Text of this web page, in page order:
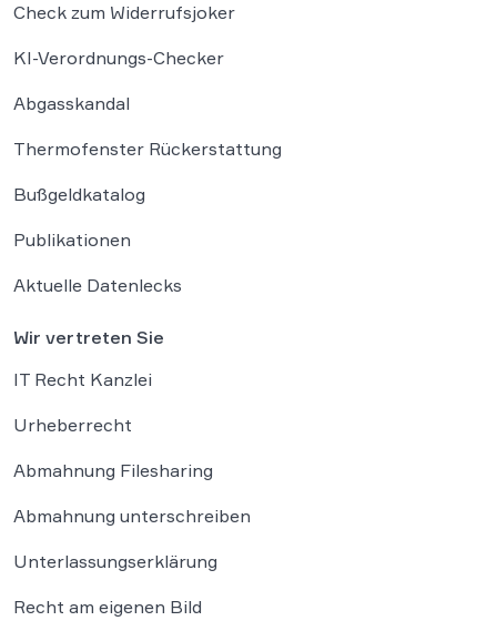
Check zum Widerrufsjoker
KI-Verordnungs-Checker
Abgasskandal
Thermofenster Rückerstattung
Bußgeldkatalog
Publikationen
Aktuelle Datenlecks
Wir vertreten Sie
IT Recht Kanzlei
Urheberrecht
Abmahnung Filesharing
Abmahnung unterschreiben
Unterlassungserklärung
Recht am eigenen Bild